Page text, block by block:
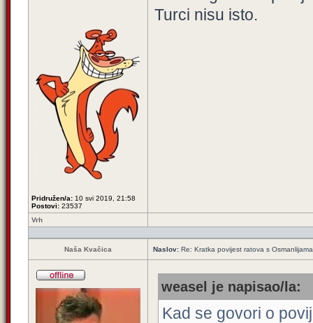
Pridružen/a: 10 svi 2019, 21:58
Postovi: 23537
Turci nisu isto.
Vrh
Naša Kvačica Naslov: Re: Kratka povijest ratova s
weasel je napisao/la:
Kad se govori o